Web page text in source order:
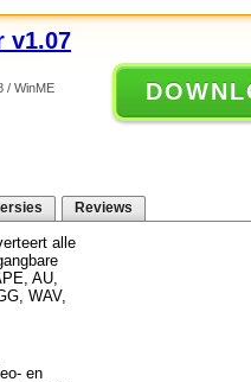
v1.07
/ WinME
Reviews
alle
AU,
WAV,
en